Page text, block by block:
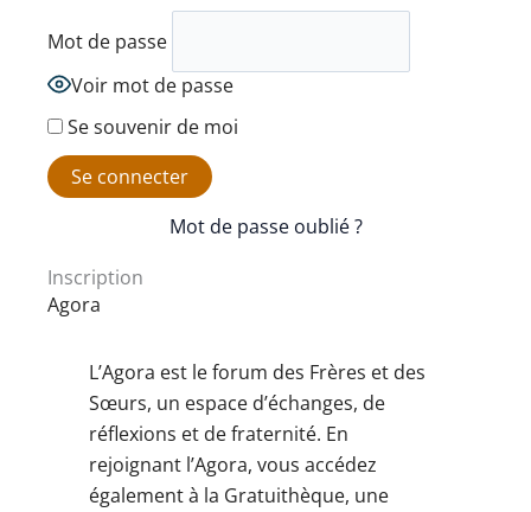
Mot de passe
Voir mot de passe
Se souvenir de moi
Mot de passe oublié ?
Inscription
Agora
L’Agora est le forum des Frères et des
Sœurs, un espace d’échanges, de
réflexions et de fraternité. En
rejoignant l’Agora, vous accédez
également à la Gratuithèque, une